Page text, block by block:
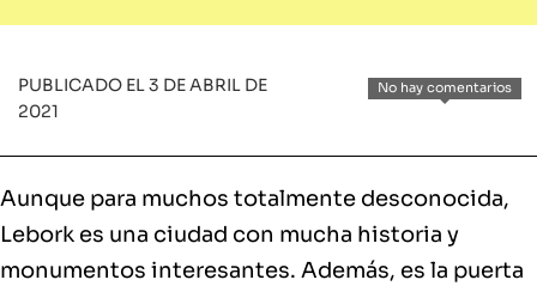
No hay comentarios
PUBLICADO EL 3 DE ABRIL DE
2021
Aunque para muchos totalmente desconocida,
Lebork es una ciudad con mucha historia y
monumentos interesantes. Además, es la puerta